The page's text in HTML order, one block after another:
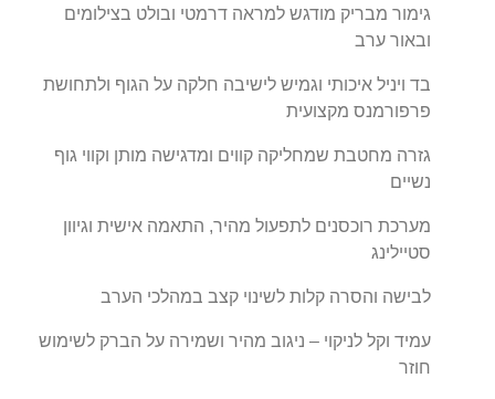
גימור מבריק מודגש למראה דרמטי ובולט בצילומים
ובאור ערב
בד ויניל איכותי וגמיש לישיבה חלקה על הגוף ולתחושת
פרפורמנס מקצועית
גזרה מחטבת שמחליקה קווים ומדגישה מותן וקווי גוף
נשיים
מערכת רוכסנים לתפעול מהיר, התאמה אישית וגיוון
סטיילינג
לבישה והסרה קלות לשינוי קצב במהלכי הערב
עמיד וקל לניקוי – ניגוב מהיר ושמירה על הברק לשימוש
חוזר